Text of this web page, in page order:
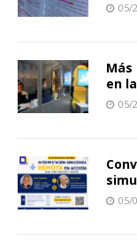
05/
en
05/
05/